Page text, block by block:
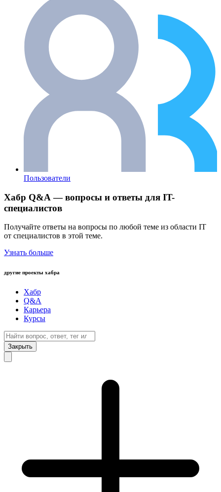
Пользователи
Хабр Q&A — вопросы и ответы для IT-
специалистов
Получайте ответы на вопросы по любой теме из области IT
от специалистов в этой теме.
Узнать больше
другие проекты хабра
Хабр
Q&A
Карьера
Курсы
Закрыть